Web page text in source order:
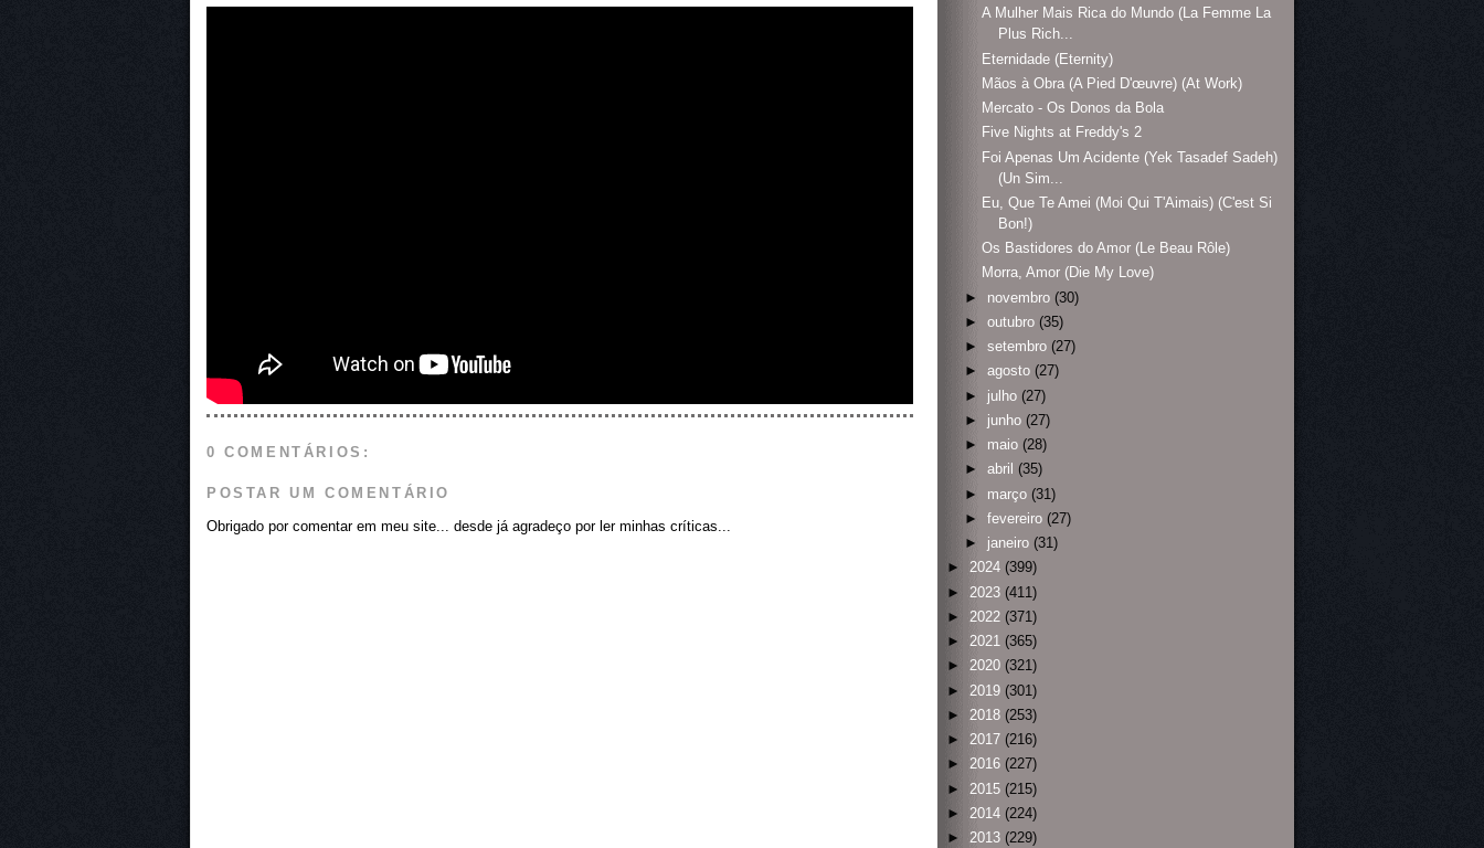
0 COMENTÁRIOS:
POSTAR UM COMENTÁRIO
Obrigado por comentar em meu site... desde já agradeço por ler minhas críticas...
A Mulher Mais Rica do Mundo (La Femme La
Plus Rich...
Eternidade (Eternity)
Mãos à Obra (A Pied D'œuvre) (At Work)
Mercato - Os Donos da Bola
Five Nights at Freddy's 2
Foi Apenas Um Acidente (Yek Tasadef Sadeh)
(Un Sim...
Eu, Que Te Amei (Moi Qui T'Aimais) (C'est Si
Bon!)
Os Bastidores do Amor (Le Beau Rôle)
Morra, Amor (Die My Love)
► novembro (30)
► outubro (35)
► setembro (27)
► agosto (27)
► julho (27)
► junho (27)
► maio (28)
► abril (35)
► março (31)
► fevereiro (27)
► janeiro (31)
► 2024 (399)
► 2023 (411)
► 2022 (371)
► 2021 (365)
► 2020 (321)
► 2019 (301)
► 2018 (253)
► 2017 (216)
► 2016 (227)
► 2015 (215)
► 2014 (224)
► 2013 (229)